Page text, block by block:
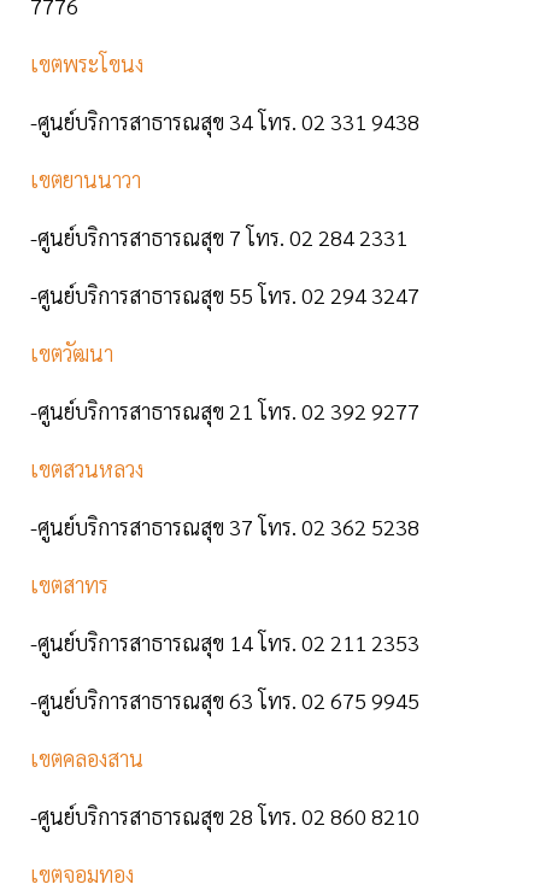
เขตพระโขนง
-ศูนย์บริการสาธารณสุข 34 โทร. 02 331 9438
เขตยานนาวา
-ศูนย์บริการสาธารณสุข 7 โทร. 02 284 2331
-ศูนย์บริการสาธารณสุข 55 โทร. 02 294 3247
เขตวัฒนา
-ศูนย์บริการสาธารณสุข 21 โทร. 02 392 9277
เขตสวนหลวง
-ศูนย์บริการสาธารณสุข 37 โทร. 02 362 5238
เขตสาทร
-ศูนย์บริการสาธารณสุข 14 โทร. 02 211 2353
-ศูนย์บริการสาธารณสุข 63 โทร. 02 675 9945
เขตคลองสาน
-ศูนย์บริการสาธารณสุข 28 โทร. 02 860 8210
เขตจอมทอง